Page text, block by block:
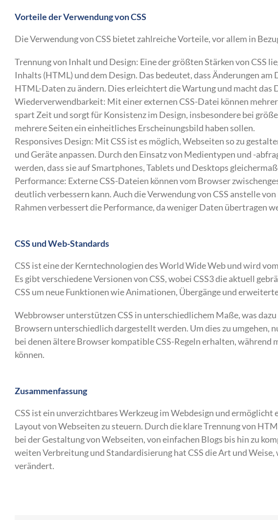
Vorteile der Verwendung von CSS
Die Verwendung von CSS bietet zahlreiche Vorteile, vor allem in
Trennung von Inhalt und Design: Eine der größten Stärken von CSS
Inhalts (HTML) und dem Design. Das bedeutet, dass Änderungen
HTML-Daten zu ändern. Dies erleichtert die Wartung und macht das
Wiederverwendbarkeit: Mit einer externen CSS-Datei können
spart Zeit und sorgt für Konsistenz im Design, insbesondere bei
mehrere Seiten ein einheitliches Erscheinungsbild haben sollen.
Responsives Design: Mit CSS ist es möglich, Webseiten so zu
und Geräte anpassen. Durch den Einsatz von Medientypen und -
werden, dass sie auf Smartphones, Tablets und Desktops
Performance: Externe CSS-Dateien können vom Browser
deutlich verbessern kann. Auch die Verwendung von CSS anstelle
Rahmen verbessert die Performance, da weniger Daten übertragen
CSS und Web-Standards
CSS ist eine der Kerntechnologien des World Wide Web und wird
Es gibt verschiedene Versionen von CSS, wobei CSS3 die aktuell
CSS um neue Funktionen wie Animationen, Übergänge und
Webbrowser unterstützen CSS in unterschiedlichem Maße, was
Browsern unterschiedlich dargestellt werden. Um dies zu umgehen,
bei denen ältere Browser kompatible CSS-Regeln erhalten,
können.
Zusammenfassung
CSS ist ein unverzichtbares Werkzeug im Webdesign und
Layout von Webseiten zu steuern. Durch die klare Trennung von
bei der Gestaltung von Webseiten, von einfachen Blogs bis hin zu
weiten Verbreitung und Standardisierung hat CSS die Art und
verändert.